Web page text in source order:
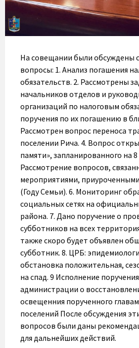
На совещании были обсуждены
вопросы: 1. Анализ погашения
обязательств. 2. Рассмотрены
начальников отделов и
организаций по налоговым
поручения по их погашению в
Рассмотрен вопрос переноса
поселении Рича. 4. Вопрос
памяти», запланированного на 8
Рассмотрение вопросов,
мероприятиями,
(Году Семьи). 6. Мониторинг
социальных сетях на
района. 7. Дано поручение о
субботников на всех
также скоро будет объявлен
субботник. 8. ЦРБ:
обстановка положительная,
на спад. 9 Исполнение
администрации о
освещенния порученного
поселений После обсуждения
вопросов были даны
для дальнейших действий.